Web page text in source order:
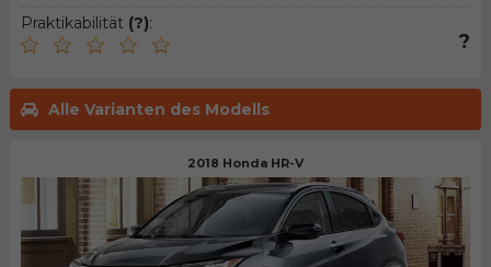
Praktikabilität (?):
?
Alle Varianten des Modells
2018 Honda HR-V